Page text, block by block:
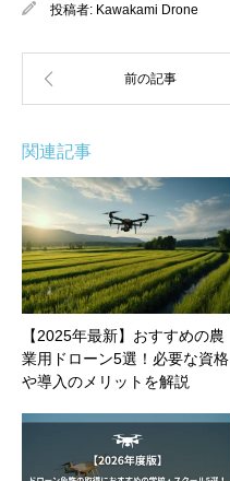
投稿者: Kawakami Drone
関連記事
【2025年最新】おすすめの農
業用ドローン5選！必要な資格
や導入のメリットを解説